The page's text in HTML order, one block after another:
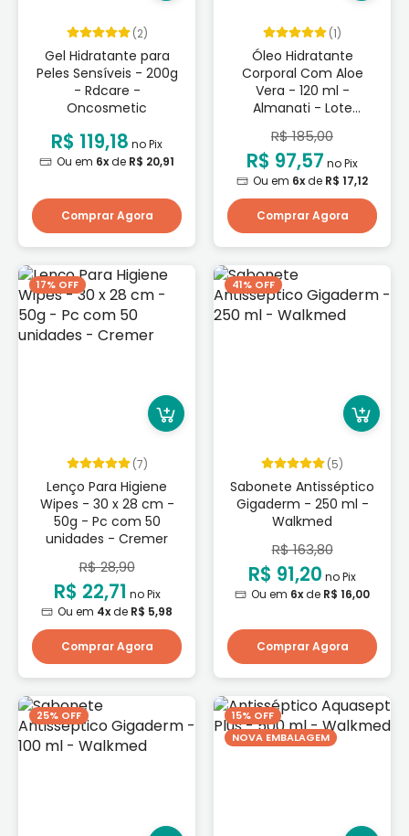
(2)
Gel Hidratante para
Peles Sensíveis - 200g
- Rdcare -
Oncosmetic
R$ 119,18 no Pix
Ou em 6xde R$ 20,91
Comprar Agora
(1)
Óleo Hidratante
Corporal Com Aloe
Vera - 120 ml -
Almanati - Lote
Promocional Validade:
12/10/2026
R$ 185,00
R$ 97,57 no Pix
Ou em 6xde R$ 17,12
Comprar Agora
17% OFF
(7)
Lenço Para Higiene
Wipes - 30 x 28 cm -
50g - Pc com 50
unidades - Cremer
R$ 28,90
R$ 22,71 no Pix
Ou em 4xde R$ 5,98
Comprar Agora
41% OFF
(5)
Sabonete Antisséptico
Gigaderm - 250 ml -
Walkmed
R$ 163,80
R$ 91,20 no Pix
Ou em 6xde R$ 16,00
Comprar Agora
25% OFF
15% OFF
NOVA EMBALAGEM